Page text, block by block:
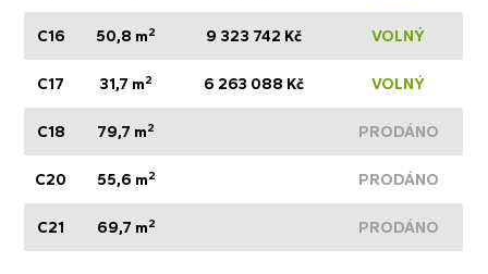
C16 50,8 m2 9 323 742 Kč VOLNÝ
C17 31,7 m2 6 263 088 Kč VOLNÝ
C18 79,7 m2 PRODÁNO
C20 55,6 m2 PRODÁNO
C21 69,7 m2 PRODÁNO